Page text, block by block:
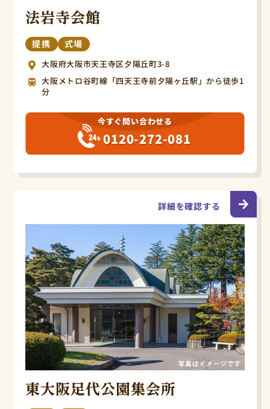
法岩寺会館
提携 式場
大阪府大阪市天王寺区夕陽丘町3-8
大阪メトロ谷町線「四天王寺前夕陽ヶ丘駅」から徒歩1
分
今すぐ問い合わせる
0120-272-081
東大阪足代公園集会所
詳細を確認する